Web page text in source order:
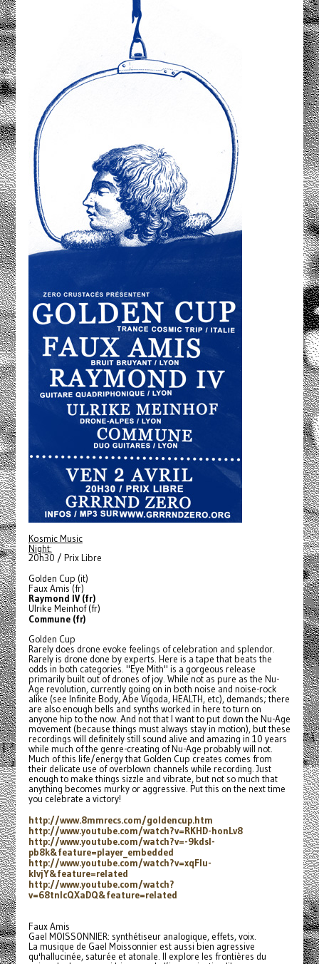
Kosmic Music
Night:
20h30 / Prix Libre
Golden Cup (it)
Faux Amis (fr)
Raymond IV (fr)
Ulrike Meinhof (fr)
Commune (fr)
Golden Cup
Rarely does drone evoke feelings of celebration and splendor.
Rarely is drone done by experts. Here is a tape that beats the
odds in both categories. "Eye Mith" is a gorgeous release
primarily built out of drones of joy. While not as pure as the Nu-
Age revolution, currently going on in both noise and noise-rock
alike (see Infinite Body, Abe Vigoda, HEALTH, etc), demands; there
are also enough bells and synths worked in here to turn on
anyone hip to the now. And not that I want to put down the Nu-Age
movement (because things must always stay in motion), but these
recordings will definitely still sound alive and amazing in 10 years
while much of the genre-creating of Nu-Age probably will not.
Much of this life/energy that Golden Cup creates comes from
their delicate use of overblown channels while recording. Just
enough to make things sizzle and vibrate, but not so much that
anything becomes murky or aggressive. Put this on the next time
you celebrate a victory!
http://www.8mmrecs.com/goldencup.htm
http://www.youtube.com/watch?v=RKHD-honLv8
http://www.youtube.com/watch?v=-9kdsI-
pb8k&feature=player_ embedded
http://www.youtube.com/watch?v=xqFlu-
klvjY&feature=related
http://www.youtube.com/watch?
v=68tnIcQXaDQ&feature=related
Faux Amis
Gael MOISSONNIER: synthétiseur analogique, effets, voix.
La musique de Gael Moissonnier est aussi bien agressive
qu'hallucinée, saturée et atonale. Il explore les frontières du